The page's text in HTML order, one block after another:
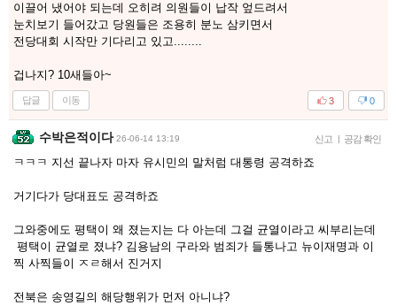
이끌어 냈어야 되는데 오히려 의원들이 납작 엎드려서
눈치보기 들어갔고 당원들은 조용히 분노 삼키면서
전당대회 시작만 기다리고 있고........
겁나지? 10새들아~
답글 이동 0
3
수박은적이다 26-06-14 13:19 신고 공감 확인
ㅋㅋㅋ 지선 끝나자 마자 유시민의 말처럼 대통령 공격하죠
거기다가 당대표도 공격하죠
그와중에도 평택이 왜 졌는지는 다 아는데 그걸 균열이라고 씨부리는데
평택이 균열로 졌냐? 김용남의 구라와 범죄가 들통나고 뉴이재명과 이
찍 사찍들이 ㅈㄹ해서 진거지
전북은 송영길의 해당행위가 먼저 아니냐?